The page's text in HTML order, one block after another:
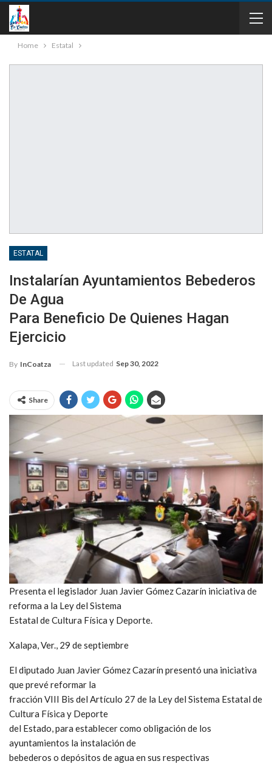
Home Estatal
ESTATAL
Instalarían Ayuntamientos Bebederos
De Agua
Para Beneficio De Quienes Hagan
Ejercicio
By InCoatza Last updated Sep 30, 2022
Share
Presenta el legislador Juan Javier Gómez Cazarín iniciativa de
reforma a la Ley del Sistema
Estatal de Cultura Física y Deporte.
Xalapa, Ver., 29 de septiembre
El diputado Juan Javier Gómez Cazarín presentó una iniciativa
que prevé reformar la
fracción VIII Bis del Artículo 27 de la Ley del Sistema Estatal de
Cultura Física y Deporte
del Estado, para establecer como obligación de los
ayuntamientos la instalación de
bebederos o depósitos de agua en sus respectivas